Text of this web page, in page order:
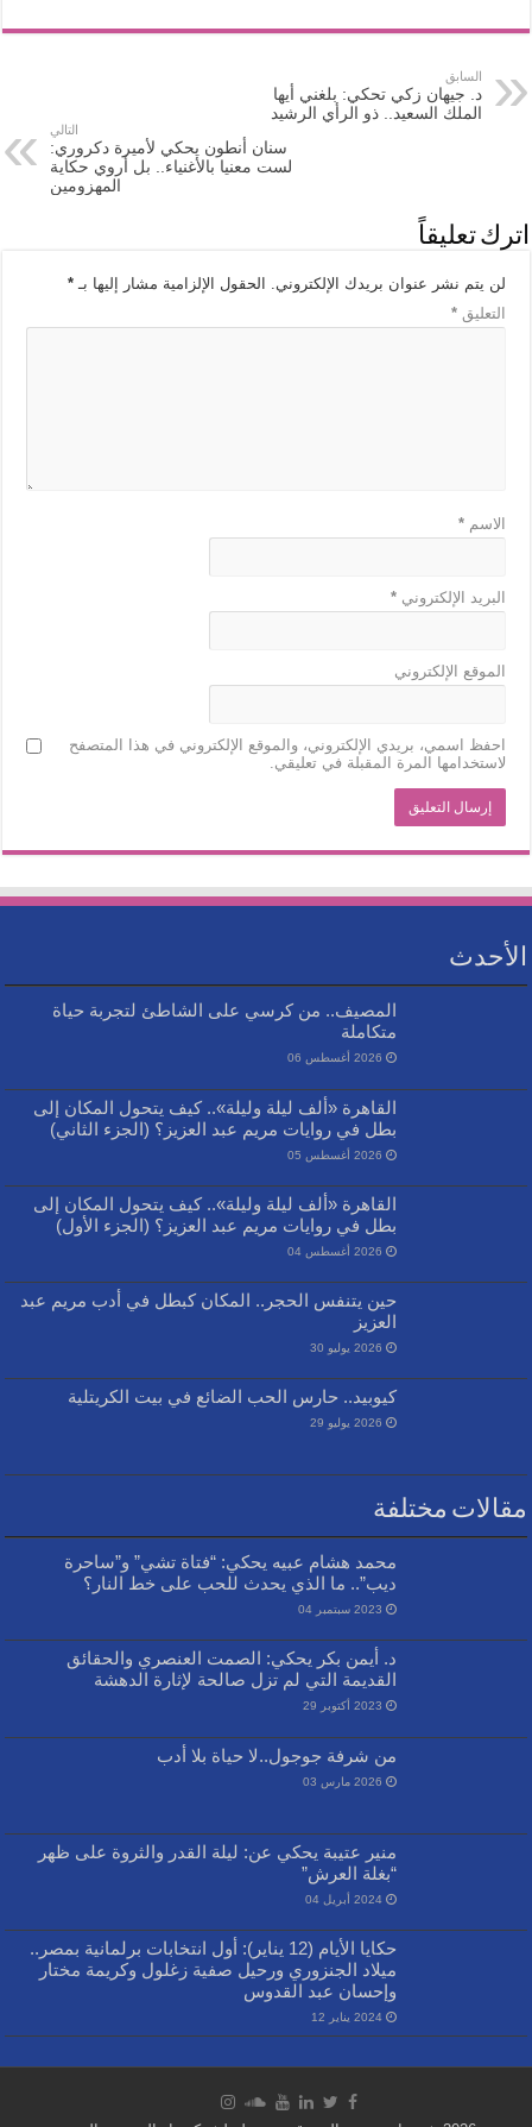
السابق
د. جيهان زكي تحكي: بلغني أيها
الملك السعيد.. ذو الرأي الرشيد
التالي
سنان أنطون يحكي لأميرة دكروري:
لست معنيا بالأغنياء.. بل أروي حكاية
المهزومين
اترك تعليقاً
لن يتم نشر عنوان بريدك الإلكتروني. الحقول الإلزامية مشار إليها بـ*
التعليق*
الاسم*
البريد الإلكتروني*
الموقع الإلكتروني
احفظ اسمي، بريدي الإلكتروني، والموقع الإلكتروني في هذا المتصفح
لاستخدامها المرة المقبلة في تعليقي.
الأحدث
المصيف.. من كرسي على الشاطئ لتجربة حياة
متكاملة
2026 أغسطس 06
القاهرة «ألف ليلة وليلة».. كيف يتحول المكان إلى
بطل في روايات مريم عبد العزيز؟ (الجزء الثاني)
2026 أغسطس 05
القاهرة «ألف ليلة وليلة».. كيف يتحول المكان إلى
بطل في روايات مريم عبد العزيز؟ (الجزء الأول)
2026 أغسطس 04
حين يتنفس الحجر.. المكان كبطل في أدب مريم عبد
العزيز
2026 يوليو 30
كيوبيد.. حارس الحب الضائع في بيت الكريتلية
2026 يوليو 29
مقالات مختلفة
محمد هشام عبيه يحكي: “فتاة تشي” و”ساحرة
ديب”.. ما الذي يحدث للحب على خط النار؟
2023 سبتمبر 04
د. أيمن بكر يحكي: الصمت العنصري والحقائق
القديمة التي لم تزل صالحة لإثارة الدهشة
2023 أكتوبر 29
من شرفة جوجول..لا حياة بلا أدب
2026 مارس 03
منير عتيبة يحكي عن: ليلة القدر والثروة على ظهر
“بغلة العرش”
2024 أبريل 04
حكايا الأيام (12 يناير): أول انتخابات برلمانية بمصر..
ميلاد الجنزوري ورحيل صفية زغلول وكريمة مختار
وإحسان عبد القدوس
2024 يناير 12